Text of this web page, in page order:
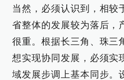
当然，必须认识到，相较
省整体的发展较为落后，
很重。根据长三角、珠三
想实现协同发展，必须实
域发展步调上基本同步。